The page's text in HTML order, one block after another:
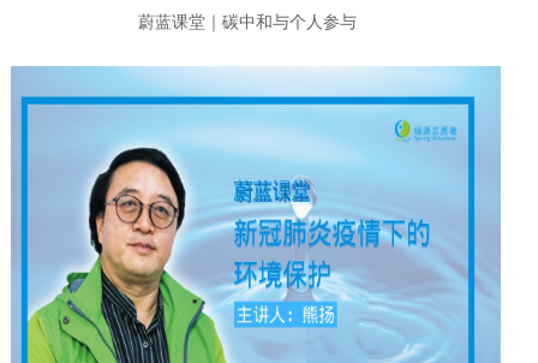
蔚蓝课堂｜碳中和与个人参与